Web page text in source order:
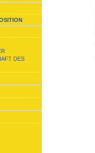
DES